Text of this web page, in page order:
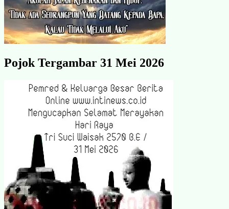
Pojok Tergambar 31 Mei 2026